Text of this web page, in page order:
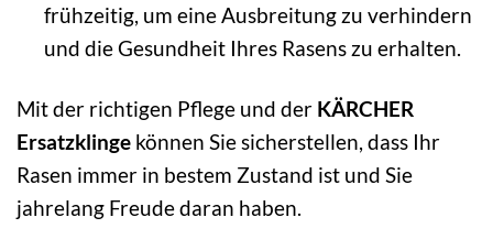
frühzeitig, um eine Ausbreitung zu verhindern
und die Gesundheit Ihres Rasens zu erhalten.
Mit der richtigen Pflege und der KÄRCHER
Ersatzklinge können Sie sicherstellen, dass Ihr
Rasen immer in bestem Zustand ist und Sie
jahrelang Freude daran haben.